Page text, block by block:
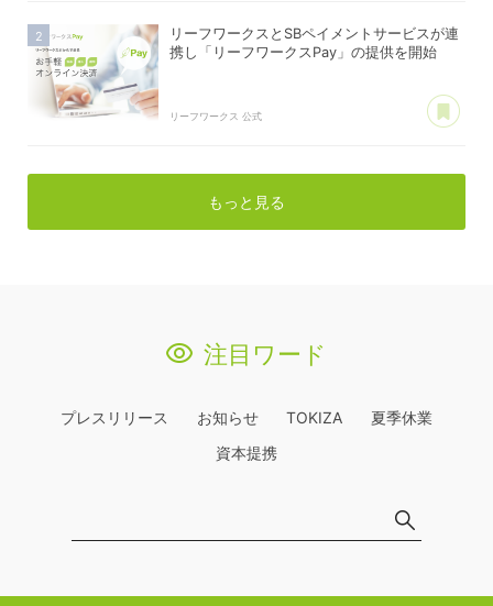
リーフワークスとSBペイメントサービスが連
携し「リーフワークスPay」の提供を開始
リーフワークス 公式
もっと見る
注目ワード
プレスリリース お知らせ TOKIZA
夏季休業
資本提携